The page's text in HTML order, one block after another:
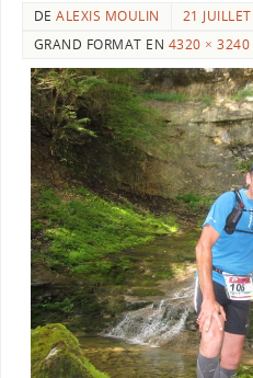
DEALEXIS MOULIN
21
GRAND FORMAT EN 4320 × 3240